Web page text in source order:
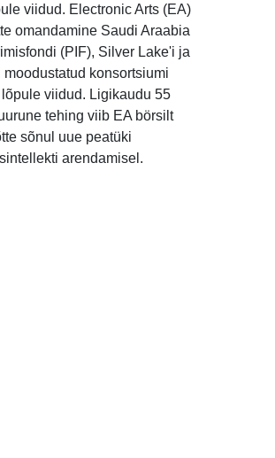
viidud. Electronic Arts (EA)
omandamine Saudi Araabia
(PIF), Silver Lake'i ja
konsortsiumi
viidud. Ligikaudu 55
tehing viib EA börsilt
sõnul uue peatüki
arendamisel.